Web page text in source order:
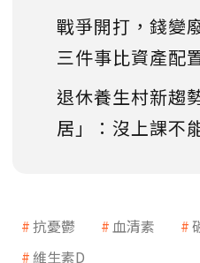
戰爭開打，錢變
三件事比資產配
退休養生村新趨
居」：沒上課不
抗憂鬱 血清素
維生素D